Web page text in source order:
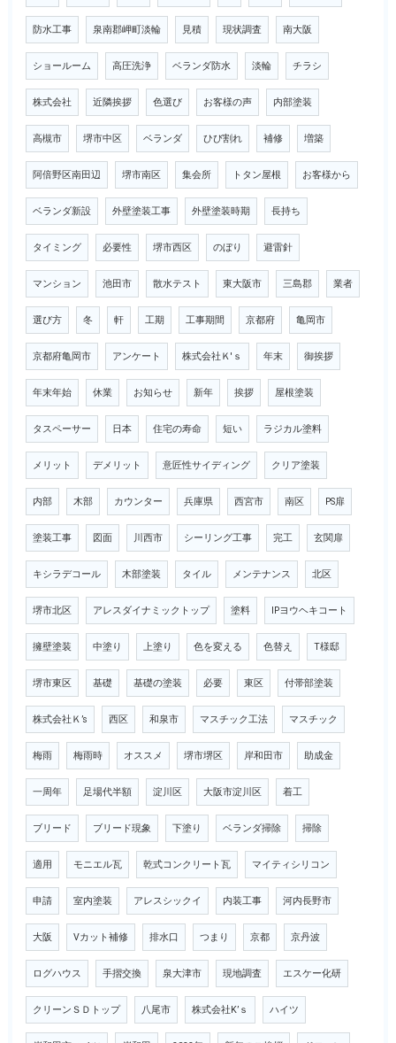
防水工事 泉南郡岬町淡輪 見積 現状調査 南大阪
ショールーム 高圧洗浄 ベランダ防水 淡輪 チラシ
株式会社 近隣挨拶 色選び お客様の声 内部塗装
高槻市 堺市中区 ベランダ ひび割れ 補修 増築
阿倍野区南田辺 堺市南区 集会所 トタン屋根 お客様から
ベランダ新設 外壁塗装工事 外壁塗装時期 長持ち
タイミング 必要性 堺市西区 のぼり 避雷針
マンション 池田市 散水テスト 東大阪市 三島郡 業者
選び方 冬 軒 工期 工事期間 京都府 亀岡市
京都府亀岡市 アンケート 株式会社Ｋ'ｓ 年末 御挨拶
年末年始 休業 お知らせ 新年 挨拶 屋根塗装
タスペーサー 日本 住宅の寿命 短い ラジカル塗料
メリット デメリット 意匠性サイディング クリア塗装
内部 木部 カウンター 兵庫県 西宮市 南区 PS扉
塗装工事 図面 川西市 シーリング工事 完工 玄関扉
キシラデコール 木部塗装 タイル メンテナンス 北区
堺市北区 アレスダイナミックトップ 塗料 IPヨウヘキコート
擁壁塗装 中塗り 上塗り 色を変える 色替え T様邸
堺市東区 基礎 基礎の塗装 必要 東区 付帯部塗装
株式会社Ｋ’s 西区 和泉市 マスチック工法 マスチック
梅雨 梅雨時 オススメ 堺市堺区 岸和田市 助成金
一周年 足場代半額 淀川区 大阪市淀川区 着工
ブリード ブリード現象 下塗り ベランダ掃除 掃除
適用 モニエル瓦 乾式コンクリート瓦 マイティシリコン
申請 室内塗装 アレスシックイ 内装工事 河内長野市
大阪 Vカット補修 排水口 つまり 京都 京丹波
ログハウス 手摺交換 泉大津市 現地調査 エスケー化研
クリーンＳＤトップ 八尾市 株式会社K’ｓ ハイツ